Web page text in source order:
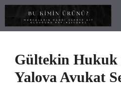
İçeriğe
Gültekin Hukuk
Yalova Avukat